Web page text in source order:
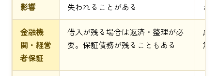
影響
失われることがある
が
金融機
関・経営
者保証
借入が残る場合は返済・整理が必
要。保証債務が残ることもある
成
解